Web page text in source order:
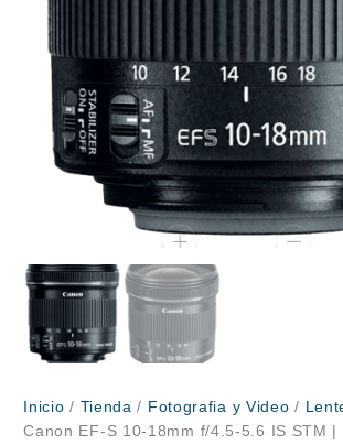
Inicio / Tienda / Fotografia y Video /
Canon EF-S 10-18mm f/4.5-5.6 IS STM |